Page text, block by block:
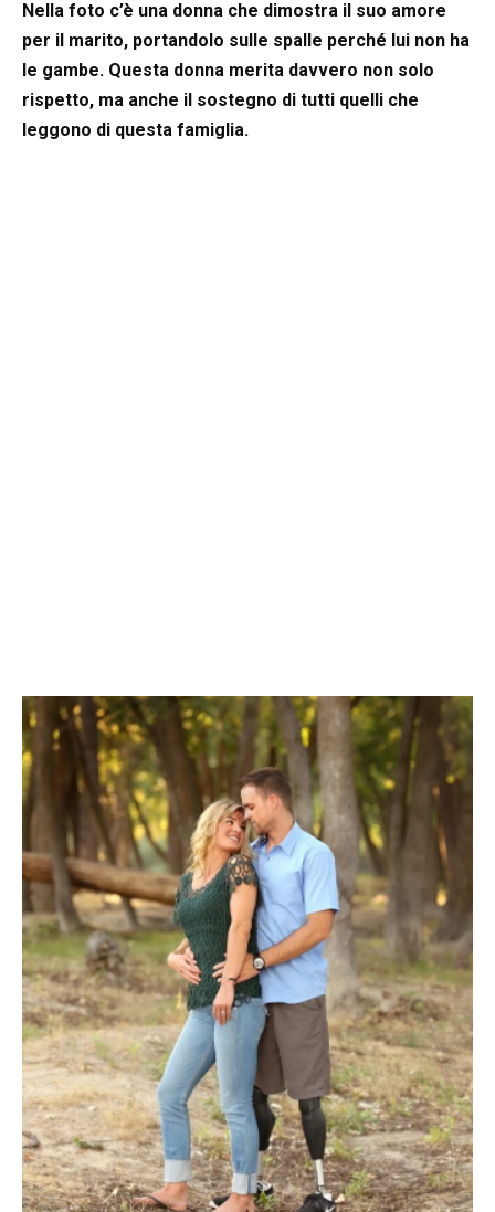
Nella foto c’è una donna che dimostra il suo amore
per il marito, portandolo sulle spalle perché lui non ha
le gambe. Questa donna merita davvero non solo
rispetto, ma anche il sostegno di tutti quelli che
leggono di questa famiglia.